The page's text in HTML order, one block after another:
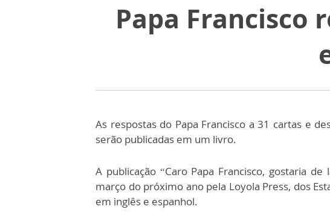
Papa Francisco
As respostas do Papa Francisco a 31 cartas e
serão publicadas em um livro.
A publicação “Caro Papa Francisco, gostaria
março do próximo ano pela Loyola Press, dos
em inglês e espanhol.